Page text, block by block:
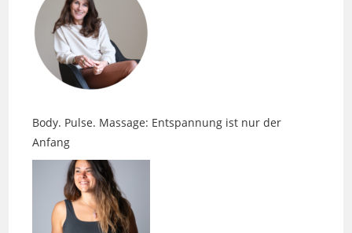
Body. Pulse. Massage: Entspannung ist nur der